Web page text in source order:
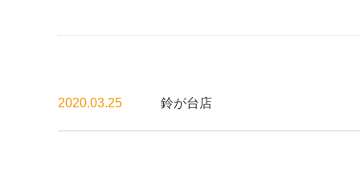
2020.03.25 鈴が台店